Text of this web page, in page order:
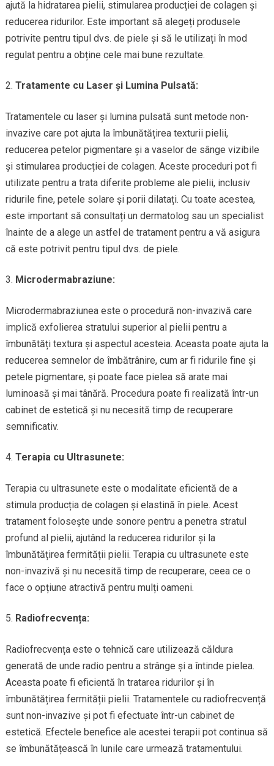
ajută la hidratarea pielii, stimularea producției de colagen și
reducerea ridurilor. Este important să alegeți produsele
potrivite pentru tipul dvs. de piele și să le utilizați în mod
regulat pentru a obține cele mai bune rezultate.
Tratamente cu Laser și Lumina Pulsată:
Tratamentele cu laser și lumina pulsată sunt metode non-
invazive care pot ajuta la îmbunătățirea texturii pielii,
reducerea petelor pigmentare și a vaselor de sânge vizibile
și stimularea producției de colagen. Aceste proceduri pot fi
utilizate pentru a trata diferite probleme ale pielii, inclusiv
ridurile fine, petele solare și porii dilatați. Cu toate acestea,
este important să consultați un dermatolog sau un specialist
înainte de a alege un astfel de tratament pentru a vă asigura
că este potrivit pentru tipul dvs. de piele.
Microdermabraziune:
Microdermabraziunea este o procedură non-invazivă care
implică exfolierea stratului superior al pielii pentru a
îmbunătăți textura și aspectul acesteia. Aceasta poate ajuta la
reducerea semnelor de îmbătrânire, cum ar fi ridurile fine și
petele pigmentare, și poate face pielea să arate mai
luminoasă și mai tânără. Procedura poate fi realizată într-un
cabinet de estetică și nu necesită timp de recuperare
semnificativ.
Terapia cu Ultrasunete:
Terapia cu ultrasunete este o modalitate eficientă de a
stimula producția de colagen și elastină în piele. Acest
tratament folosește unde sonore pentru a penetra stratul
profund al pielii, ajutând la reducerea ridurilor și la
îmbunătățirea fermității pielii. Terapia cu ultrasunete este
non-invazivă și nu necesită timp de recuperare, ceea ce o
face o opțiune atractivă pentru mulți oameni.
Radiofrecvența:
Radiofrecvența este o tehnică care utilizează căldura
generată de unde radio pentru a strânge și a întinde pielea.
Aceasta poate fi eficientă în tratarea ridurilor și în
îmbunătățirea fermității pielii. Tratamentele cu radiofrecvență
sunt non-invazive și pot fi efectuate într-un cabinet de
estetică. Efectele benefice ale acestei terapii pot continua să
se îmbunătățească în lunile care urmează tratamentului.